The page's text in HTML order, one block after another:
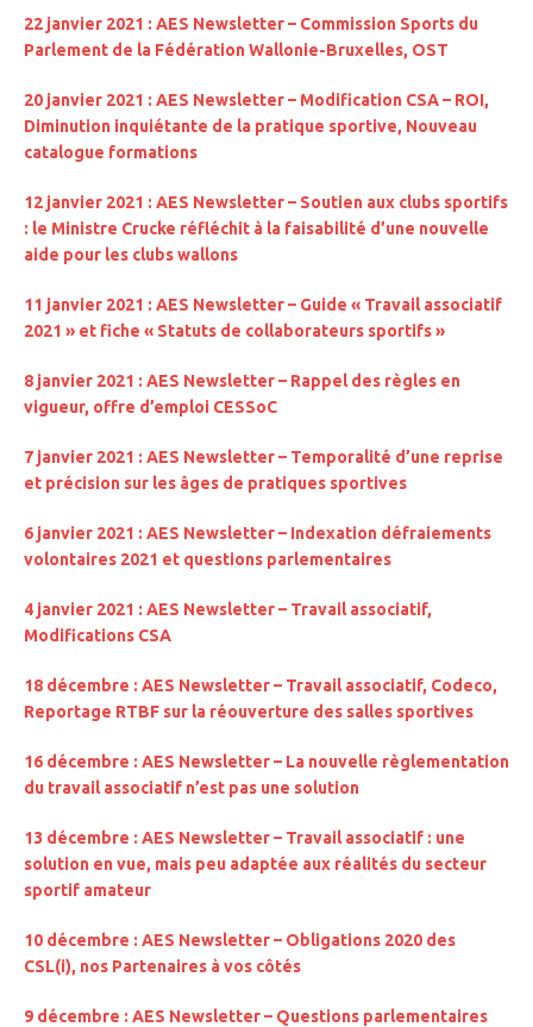
22 janvier 2021 : AES Newsletter – Commission Sports du
Parlement de la Fédération Wallonie-Bruxelles, OST
20 janvier 2021 : AES Newsletter – Modification CSA – ROI,
Diminution inquiétante de la pratique sportive, Nouveau
catalogue formations
12 janvier 2021 : AES Newsletter – Soutien aux clubs sportifs
: le Ministre Crucke réfléchit à la faisabilité d’une nouvelle
aide pour les clubs wallons
11 janvier 2021 : AES Newsletter – Guide « Travail associatif
2021 » et fiche « Statuts de collaborateurs sportifs »
8 janvier 2021 : AES Newsletter – Rappel des règles en
vigueur, offre d’emploi CESSoC
7 janvier 2021 : AES Newsletter – Temporalité d’une reprise
et précision sur les âges de pratiques sportives
6 janvier 2021 : AES Newsletter – Indexation défraiements
volontaires 2021 et questions parlementaires
4 janvier 2021 : AES Newsletter – Travail associatif,
Modifications CSA
18 décembre : AES Newsletter – Travail associatif, Codeco,
Reportage RTBF sur la réouverture des salles sportives
16 décembre : AES Newsletter – La nouvelle règlementation
du travail associatif n’est pas une solution
13 décembre : AES Newsletter – Travail associatif : une
solution en vue, mais peu adaptée aux réalités du secteur
sportif amateur
10 décembre : AES Newsletter – Obligations 2020 des
CSL(i), nos Partenaires à vos côtés
9 décembre : AES Newsletter – Questions parlementaires